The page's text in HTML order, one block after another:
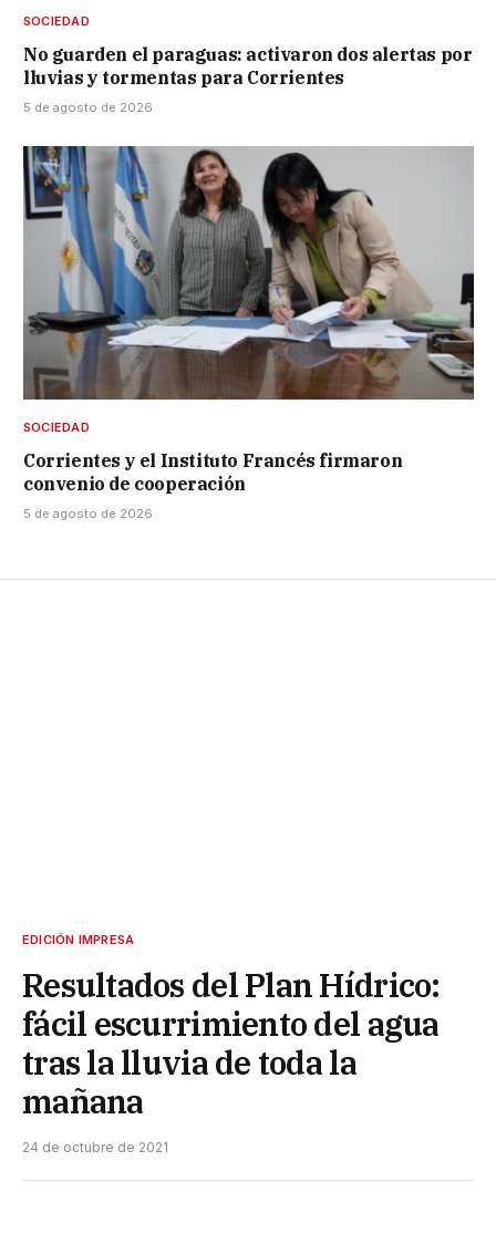
SOCIEDAD
No guarden el paraguas: activaron dos alertas por
lluvias y tormentas para Corrientes
5 de agosto de 2026
SOCIEDAD
Corrientes y el Instituto Francés firmaron
convenio de cooperación
5 de agosto de 2026
EDICIÓN IMPRESA
Resultados del Plan Hídrico:
fácil escurrimiento del agua
tras la lluvia de toda la
mañana
24 de octubre de 2021